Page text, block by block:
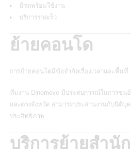
มีรถพร้อมใช้งาน
บริการรวดเร็ว
ย้ายคอนโด
การย้ายคอนโดมีข้อจำกัดเรื่องเวลาและพื้นที่
ทีมงาน Dinomove มีประสบการณ์ในการขน
และต่างจังหวัด สามารถประสานงานกับนิติบุ
ประสิทธิภาพ
บริการย้ายสำนั